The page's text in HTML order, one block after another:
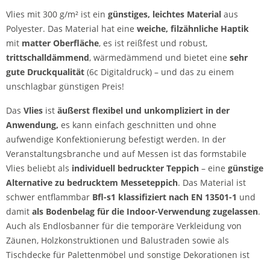
Vlies mit 300 g/m² ist ein günstiges, leichtes Material aus
Polyester. Das Material hat eine weiche, filzähnliche Haptik
mit matter Oberfläche, es ist reißfest und robust,
trittschalldämmend, wärmedämmend und bietet eine sehr
gute Druckqualität (6c Digitaldruck) – und das zu einem
unschlagbar günstigen Preis!
Das Vlies ist äußerst flexibel und unkompliziert in der
Anwendung, es kann einfach geschnitten und ohne
aufwendige Konfektionierung befestigt werden. In der
Veranstaltungsbranche und auf Messen ist das formstabile
Vlies beliebt als individuell bedruckter Teppich – eine günstige
Alternative zu bedrucktem Messeteppich. Das Material ist
schwer entflammbar Bfl-s1 klassifiziert nach EN 13501-1 und
damit als Bodenbelag für die Indoor-Verwendung zugelassen.
Auch als Endlosbanner für die temporäre Verkleidung von
Zäunen, Holzkonstruktionen und Balustraden sowie als
Tischdecke für Palettenmöbel und sonstige Dekorationen ist